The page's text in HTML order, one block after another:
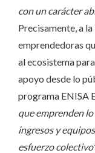
con un carácter
Precisamente, a
emprendedoras
al ecosistema
apoyo desde lo
programa ENISA
que emprenden lo
ingresos y
esfuerzo